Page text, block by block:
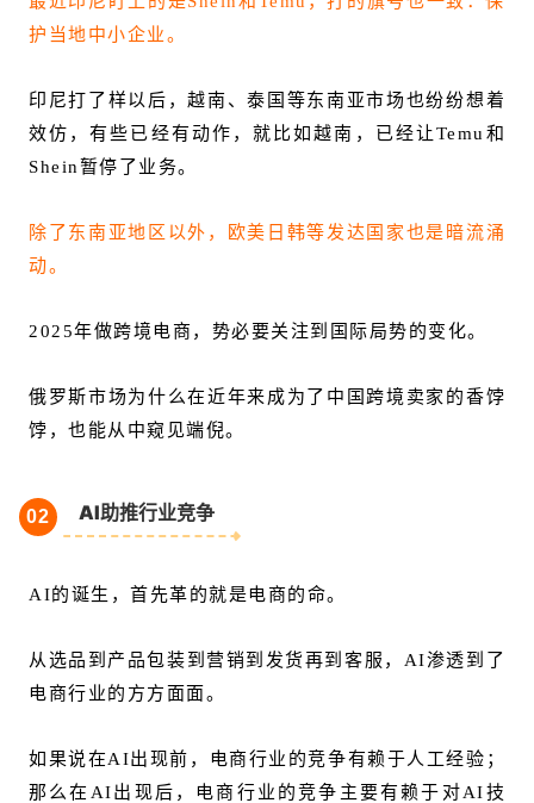
护当地中小企业。
印尼打了样以后，越南、泰国等东南亚市场也纷纷想着
效仿，有些已经有动作，就比如越南，已经让Temu和
Shein暂停了业务。
除了东南亚地区以外，欧美日韩等发达国家也是暗流涌
动。
2025年做跨境电商，势必要关注到国际局势的变化。
俄罗斯市场为什么在近年来成为了中国跨境卖家的香饽
饽，也能从中窥见端倪。
02 AI助推行业竞争
AI的诞生，首先革的就是电商的命。
从选品到产品包装到营销到发货再到客服，AI渗透到了
电商行业的方方面面。
如果说在AI出现前，电商行业的竞争有赖于人工经验；
那么在AI出现后，电商行业的竞争主要有赖于对AI技